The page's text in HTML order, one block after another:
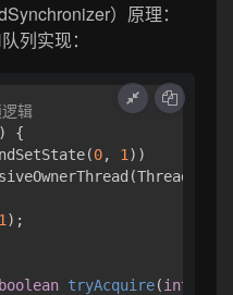
）原理：
列实现：
辑
{
0, 1 ))
1 );
boolean tryAcquire(int